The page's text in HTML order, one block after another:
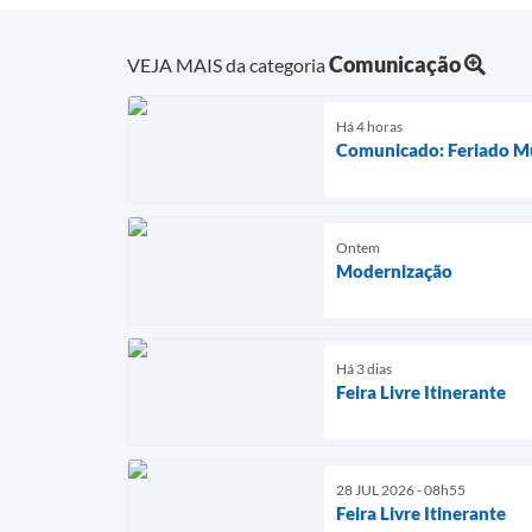
VEJA MAIS da categoriaComunicação
Há 4 horas
Comunicado: Feriado
Ontem
Modernização
Há 3 dias
Feira Livre Itinerante
28 JUL 2026 - 08h55
Feira Livre Itinerante